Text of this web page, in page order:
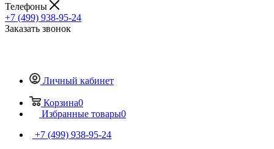
Телефоны
+7 (499) 938-95-24
Заказать звонок
Личный кабинет
Корзина0
Избранные товары0
+7 (499) 938-95-24